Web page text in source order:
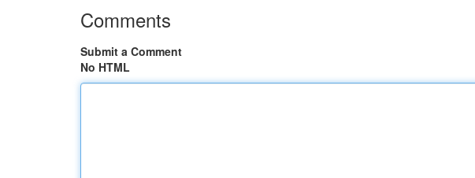
Comments
Submit a Comment
No HTML